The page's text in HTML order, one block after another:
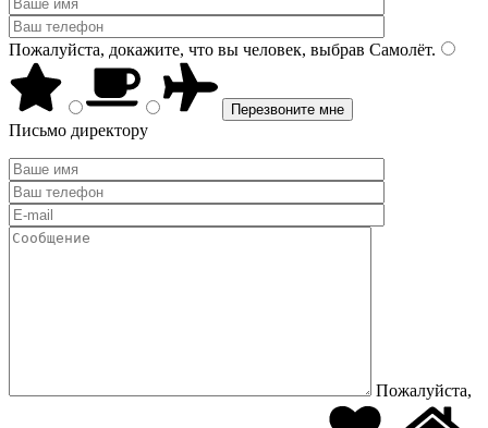
Пожалуйста, докажите, что вы человек, выбрав Самолёт.
Письмо директору
Пожалуйста,